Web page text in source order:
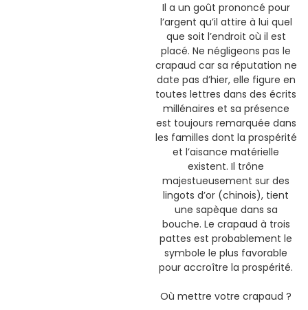
Il a un goût prononcé pour
l’argent qu’il attire à lui quel
que soit l’endroit où il est
placé. Ne négligeons pas le
crapaud car sa réputation ne
date pas d’hier, elle figure en
toutes lettres dans des écrits
millénaires et sa présence
est toujours remarquée dans
les familles dont la prospérité
et l’aisance matérielle
existent. Il trône
majestueusement sur des
lingots d’or (chinois), tient
une sapèque dans sa
bouche. Le crapaud à trois
pattes est probablement le
symbole le plus favorable
pour accroître la prospérité.
Où mettre votre crapaud ?